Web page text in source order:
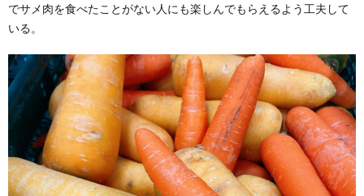
でサメ肉を食べたことがない人にも楽しんでもらえるよう工夫して
いる。